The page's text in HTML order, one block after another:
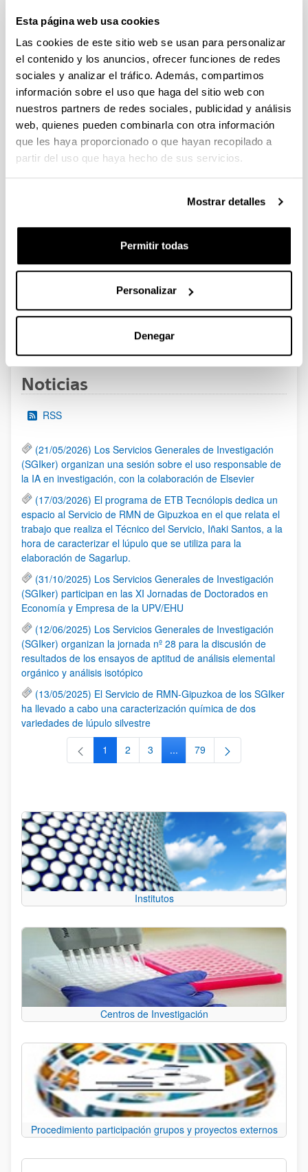
Esta página web usa cookies
Las cookies de este sitio web se usan para personalizar
el contenido y los anuncios, ofrecer funciones de redes
sociales y analizar el tráfico. Además, compartimos
información sobre el uso que haga del sitio web con
nuestros partners de redes sociales, publicidad y análisis
web, quienes pueden combinarla con otra información
que les haya proporcionado o que hayan recopilado a
partir del uso que haya hecho de sus servicios.
Mostrar detalles
Permitir todas
Personalizar
Denegar
(Ciencias de la vida y la materia, Ciencias Sociales y
Humanidades)
Plazo de presentación cerrado (Fecha de fin del plazo de
presentación: 02/10/2025 23:59)
08/08/2025. Plazo para solicitar carta acreditativa en el centro
de investigación finaliza el 24 de septiembre de 2025.
PIFG25/25: “ Advanced Scientific Machine Learning and
Uncertainty Quantification Methods with Applications to
Materials Science”
06/08/2025. Resolución definitiva de concesión.
CONVOCATORIA PROGRAMA PREDOCTORAL DE
Plazo de presentación cerrado: 31/07/2025 - 08/09/2025 23:59
Se ha publicado la convocatoria
Páginas intermedias Use TAB para desplazarse.
PáginaPágina
14 15
Noticias
RSS
(21/05/2026) Los Servicios Generales de Investigación
(SGIker) organizan una sesión sobre el uso responsable de
la IA en investigación, con la colaboración de Elsevier
(17/03/2026) El programa de ETB Tecnólopis dedica un
espacio al Servicio de RMN de Gipuzkoa en el que relata el
trabajo que realiza el Técnico del Servicio, Iñaki Santos, a la
hora de caracterizar el lúpulo que se utiliza para la
elaboración de Sagarlup.
(31/10/2025) Los Servicios Generales de Investigación
(SGIker) participan en las XI Jornadas de Doctorados en
Economía y Empresa de la UPV/EHU
(12/06/2025) Los Servicios Generales de Investigación
(SGIker) organizan la jornada nº 28 para la discusión de
resultados de los ensayos de aptitud de análisis elemental
orgánico y análisis isotópico
(13/05/2025) El Servicio de RMN-Gipuzkoa de los SGIker
ha llevado a cabo una caracterización química de dos
variedades de lúpulo silvestre
Página
1 Página
2 Página
3 ...Páginas intermedias Use TAB
Página
79
Institutos
Centros de Investigación
Procedimiento participación grupos y proyectos externos